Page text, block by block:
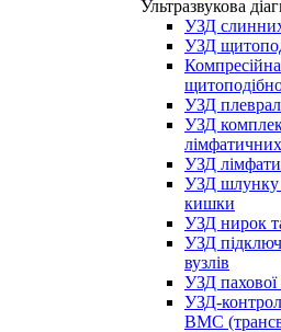
Ультразвукова
УЗД
УЗД
УЗД
УЗД
лімфатичних
УЗД
УЗД шлунку
кишки
УЗД нирок
УЗД
вузлів
УЗД пахової
УЗД-
ВМС